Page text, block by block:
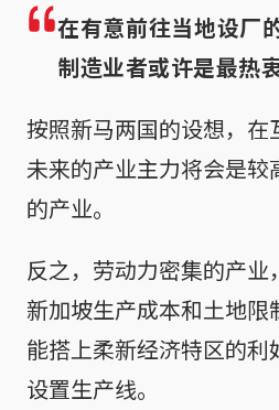
在有意前往当地设厂
制造业者或许是最热
按照新马两国的设想，
未来的产业主力将会是
的产业。
反之，劳动力密集的产
新加坡生产成本和土地
能搭上柔新经济特区的
设置生产线。